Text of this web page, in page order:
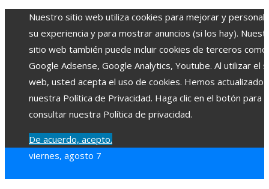
Nuestro sitio web utiliza cookies para mejorar y
su experiencia y para mostrar anuncios (si los hay).
sitio web también puede incluir cookies de terceros como
Google Adsense, Google Analytics, Youtube. Al utilizar el
web, usted acepta el uso de cookies. Hemos actualizado
nuestra Política de Privacidad. Haga clic en el botón para
consultar nuestra Política de privacidad.
De acuerdo, acepto.
viernes, agosto 7